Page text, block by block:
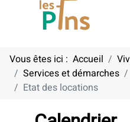
Vous êtes ici : Accueil
Services et démarches
Etat des locations